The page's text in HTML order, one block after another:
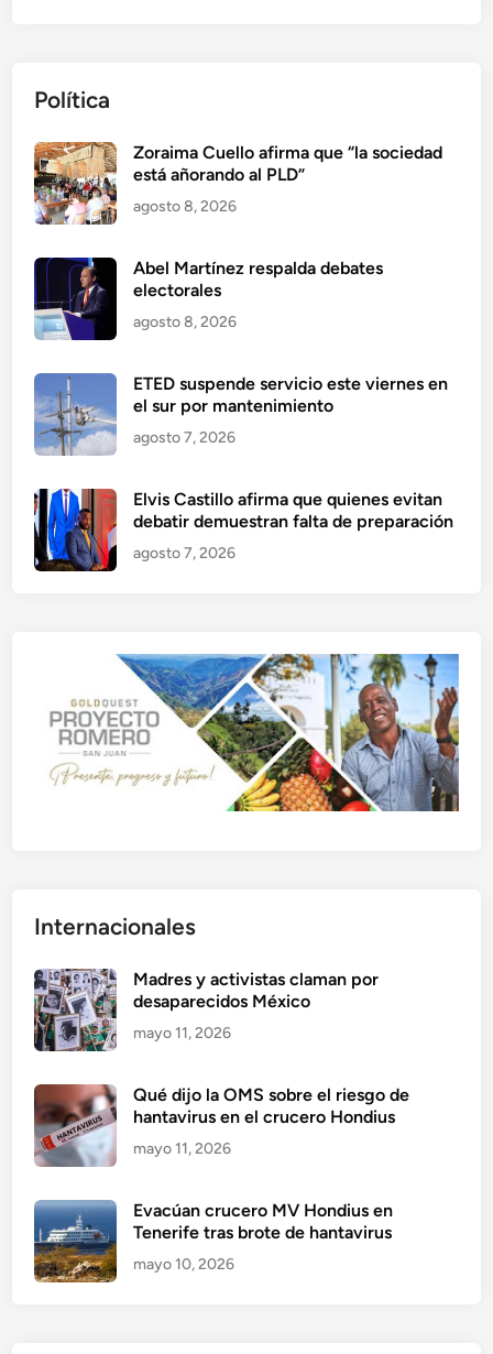
Política
Zoraima Cuello afirma que “la sociedad
está añorando al PLD”
agosto 8, 2026
Abel Martínez respalda debates
electorales
agosto 8, 2026
ETED suspende servicio este viernes en
el sur por mantenimiento
agosto 7, 2026
Elvis Castillo afirma que quienes evitan
debatir demuestran falta de preparación
agosto 7, 2026
Internacionales
Madres y activistas claman por
desaparecidos México
mayo 11, 2026
Qué dijo la OMS sobre el riesgo de
hantavirus en el crucero Hondius
mayo 11, 2026
Evacúan crucero MV Hondius en
Tenerife tras brote de hantavirus
mayo 10, 2026